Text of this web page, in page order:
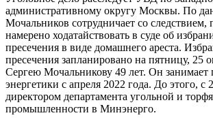
административному округу Москвы. По
Мочальников сотрудничает со
намерено ходатайствовать в суде об
пресечения в виде домашнего ареста.
пресечения запланировано на пятницу, 25
Сергею Мочальникову 49 лет. Он занимает
энергетики с апреля 2022 года. До этого, с
директором департамента угольной и
промышленности в Минэнерго.